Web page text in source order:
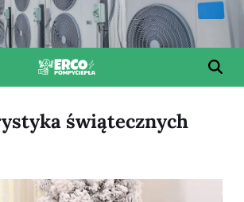
świątecznych